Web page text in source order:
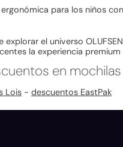
para los niños
el universo
la experiencia
en mochilas
Lois - descuentos EastPak